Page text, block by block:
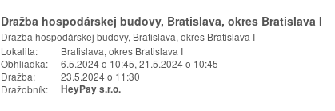
Dražba hospodárskej budovy, Bratislava, okres Bratislava I
Dražba hospodárskej budovy, Bratislava, okres Bratislava I
Lokalita:
Bratislava, okres Bratislava I
Obhliadka:
6.5.2024 o 10:45, 21.5.2024 o 10:45
Dražba:
23.5.2024 o 11:30
Dražobník:
HeyPay s.r.o.